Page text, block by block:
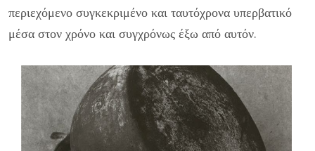
περιεχόμενο συγκε­κριμένο και ταυτόχρονα υπερβατικό
μέσα στον χρόνο και συγχρόνως έξω από αυτόν.